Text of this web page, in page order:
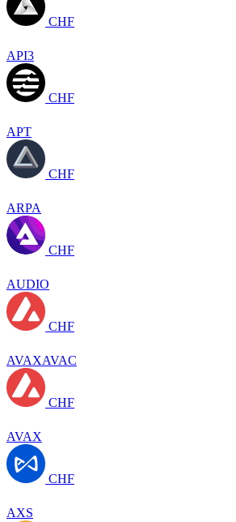
CHF
API3
CHF
APT
CHF
ARPA
CHF
AUDIO
CHF
AVAXAVAC
CHF
AVAX
CHF
AXS